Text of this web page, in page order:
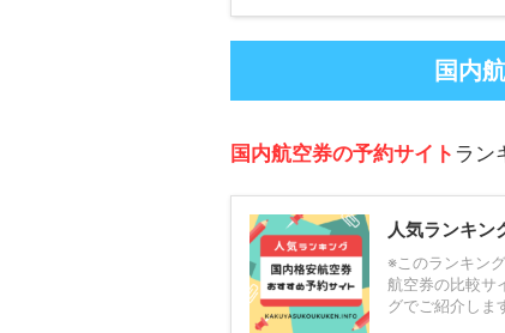
国内
国内航空券の予約サイト ラン
人気ランキン
※このランキン
航空券の比較サ
グでご紹介しま